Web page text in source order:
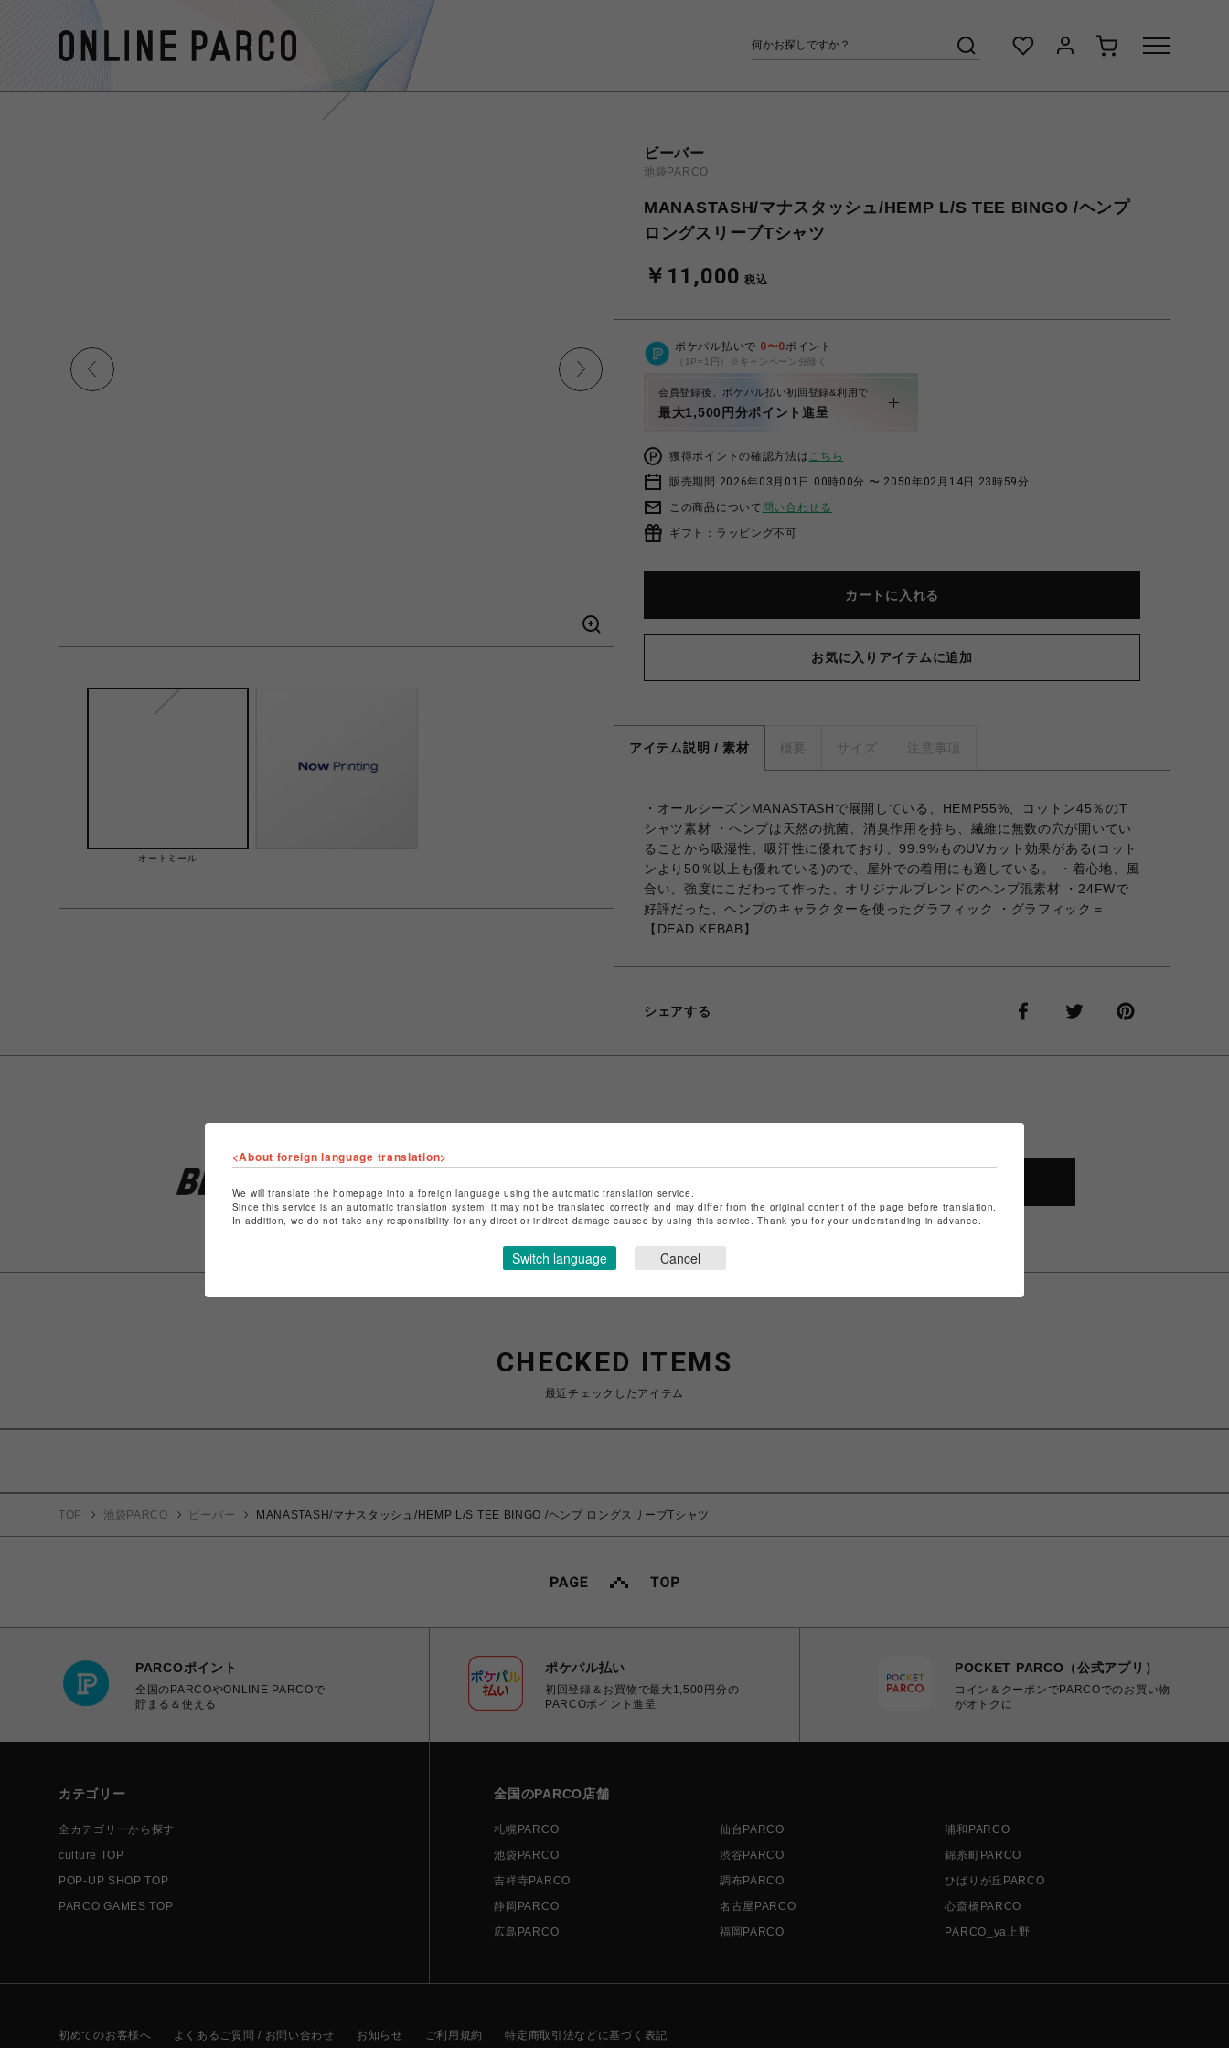
オートミール
ビーバー
池袋PARCO
MANASTASH/マナスタッシュ/HEMP L/S TEE BINGO /ヘンプ
ロングスリーブTシャツ
￥11,000 税込
ポケパル払いで 0〜0ポイント
（1P=1円）※キャンペーン分除く
会員登録後、ポケパル払い初回登録&利用で
最大1,500円分ポイント進呈
獲得ポイントの確認方法はこちら
販売期間 2026年03月01日 00時00分 〜 2050年02月14日 23時59分
この商品について 問い合わせる
ギフト：ラッピング不可
カートに入れる
お気に入りアイテムに追加
アイテム説明 / 素材 概要 サイズ 注意事項
・オールシーズンMANASTASHで展開している、HEMP55%、コットン45％のT
シャツ素材 ・ヘンプは天然の抗菌、消臭作用を持ち、繊維に無数の穴が開いてい
ることから吸湿性、吸汗性に優れており、99.9%ものUVカット効果がある(コット
ンより50％以上も優れている)ので、屋外での着用にも適している。 ・着心地、風
合い、強度にこだわって作った、オリジナルブレンドのヘンプ混素材 ・24FWで
好評だった、ヘンプのキャラクターを使ったグラフィック ・グラフィック＝
【DEAD KEBAB】
シェアする
店舗名
池袋PARCO
特定商取引法など法令に基づく表記はこちら
ショップお問い合わせはこちら
CHECKED ITEMS
最近チェックしたアイテム
TOP 池袋PARCO ビーバー MANASTASH/マナスタッシュ/HEMP L/S TEE BINGO /ヘンプ ロングスリーブTシャツ
PARCOポイント
全国のPARCOやONLINE PARCOで
貯まる＆使える
ポケパル払い
初回登録＆お買物で最大1,500円分の
PARCOポイント進呈
POCKET PARCO（公式アプリ）
コイン＆クーポンでPARCOでのお買い物
がオトクに
カテゴリー
全カテゴリーから探す
culture TOP
POP-UP SHOP TOP
PARCO GAMES TOP
全国のPARCO店舗
札幌PARCO 仙台PARCO
浦和PARCO
池袋PARCO
渋谷PARCO
錦糸町PARCO
吉祥寺PARCO
調布PARCO
ひばりが丘PARCO
静岡PARCO
名古屋PARCO
心斎橋PARCO
広島PARCO
福岡PARCO PARCO_ya上野
初めてのお客様へ よくあるご質問 / お問い合わせ お知らせ ご利用規約 特定商取引法などに基づく表記
<About foreign language translation>
We will translate the homepage into a foreign language using the automatic translation service.
Since this service is an automatic translation system, it may not be translated correctly and may differ from the original content of the page before translation.
In addition, we do not take any responsibility for any direct or indirect damage caused by using this service. Thank you for your understanding in advance.
Switch language Cancel